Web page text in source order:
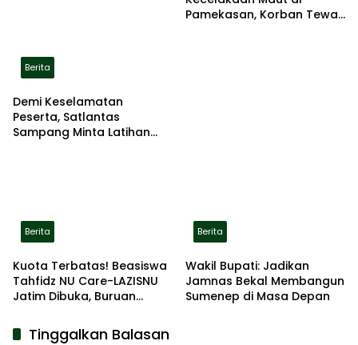
Berita
Demi Keselamatan
Peserta, Satlantas
Sampang Minta Latihan
Pamekasan, Korban Tewas
Berita
Kuota Terbatas! Beasiswa
Tahfidz NU Care-LAZISNU
Jatim Dibuka, Buruan
Berita
Wakil Bupati: Jadikan
Jamnas Bekal Membangun
Sumenep di Masa Depan
Tinggalkan Balasan